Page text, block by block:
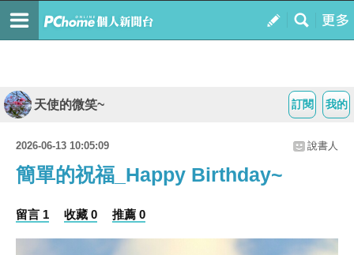
我的
訂閱
天使的微笑~
2026-06-13 10:05:09 說書人
簡單的祝福_Happy Birthday~
留言 1 收藏 0 推薦 0